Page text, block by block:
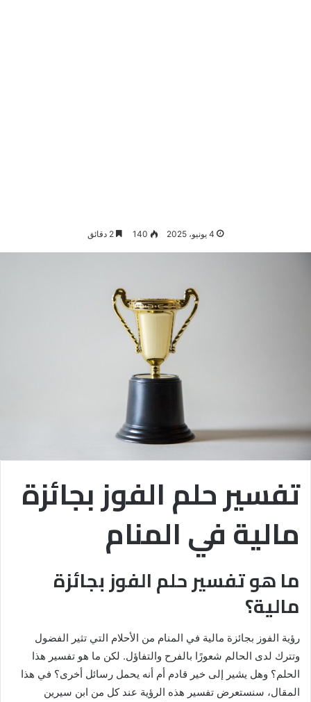
4 يونيو، 2025 140
تفسير حلم الفوز بجائزة
مالية في المنام
ما هو تفسير حلم الفوز بجائزة
مالية؟
رؤية الفوز بجائزة مالية في المنام من الأحلام التي تثير الفضول
وتترك لدى الحالم شعورًا بالفرح والتفاؤل. لكن ما هو تفسير هذا
الحلم؟ وهل يشير إلى خير قادم أم أنه يحمل رسائل أخرى؟ في هذا
المقال، سنستعرض تفسير هذه الرؤية عند كل من ابن سيرين